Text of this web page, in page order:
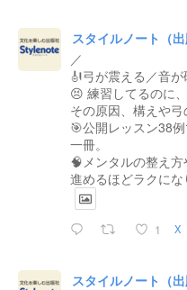
スタイルノート（出
／
🎻弓が震える／音
😣 練習してるのに
その原因、構えや弓
🎯公開レッスン38
一冊。
🧠メンタルの整え
進めるほどラクにな
1 X
スタイルノート（出